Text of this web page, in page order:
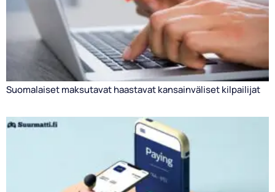
Suomalaiset maksutavat haastavat kansainväliset kilpailijat